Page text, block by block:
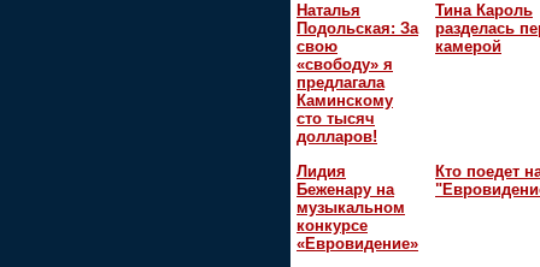
Наталья
Подольская: За
свою
«свободу» я
предлагала
Каминскому
сто тысяч
долларов!
Тина Кароль
разделась
камерой
Лидия
Беженару на
музыкальном
конкурсе
«Евровидение»
Кто поедет